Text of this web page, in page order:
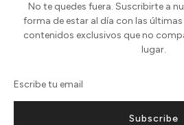
No te quedes fuera. Suscribirte a
forma de estar al día con las
contenidos exclusivos que no
lugar.
Subscribe